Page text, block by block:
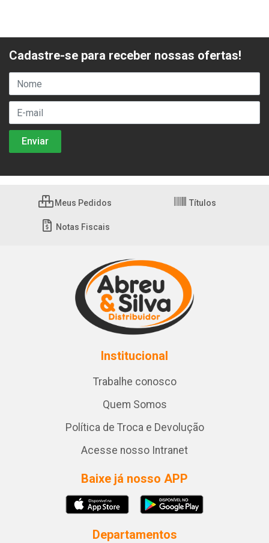
Cadastre-se para receber nossas ofertas!
Meus Pedidos Títulos
Notas Fiscais
Institucional
Trabalhe conosco
Quem Somos
Política de Troca e Devolução
Acesse nosso Intranet
Baixe já nosso APP
Departamentos